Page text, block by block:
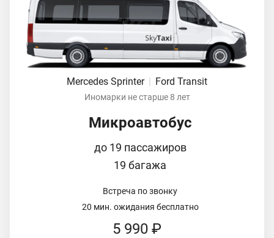
Mercedes Sprinter | Ford Transit
Иномарки не старше 8 лет
Микроавтобус
до 19 пассажиров
19 багажа
Встреча по звонку
20 мин. ожидания бесплатно
5 990 ₽